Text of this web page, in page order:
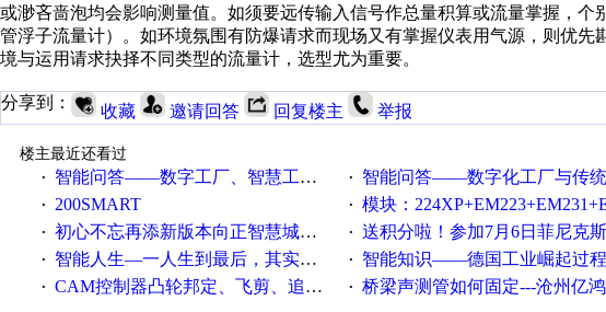
或渺吝啬泡均会影响测量值。如须要远传输入信号作总量积算或流量掌握，
管浮子流量计）。如环境氛围有防爆请求而现场又有掌握仪表用气源，则优
境与运用请求抉择不同类型的流量计，选型尤为重要。
分享到： 收藏 邀请回答 回复楼主 举报
楼主最近还看过
·
智能问答——数字工厂、智慧工厂和智能制造三者的区别是什么？ · 智能问答——数字化工厂与传统工厂的差别体现在哪里？
· 200SMART · 模块：224XP+EM223+EM231+EM235+EM232+EM232怎么用以太网通讯
· 初心不忘再添新版本向正智慧城市云展厅3.0版亮相 · 送积分啦！参加7月6日菲尼克斯在线研讨会即得
· 智能人生—一人生到最后，其实拼的都是人品 · 智能知识——德国工业崛起过程中不得不提的10个关键词
· CAM控制器凸轮邦定、飞剪、追剪等C功能块 · 桥梁声测管如何固定---沧州亿鸿声测管